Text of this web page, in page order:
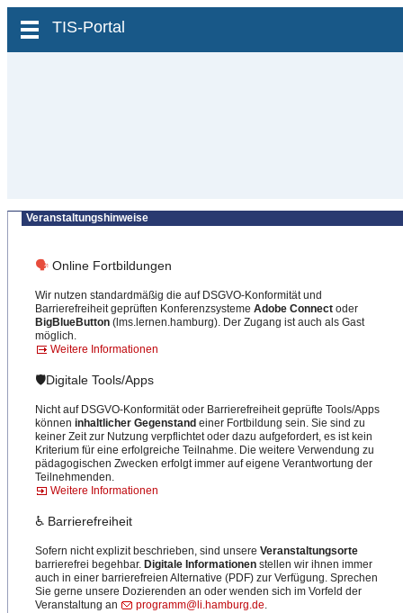
zum Inhalt wechseln
TIS-Portal
Veranstaltungshinweise
🗣 Online Fortbildungen
Wir nutzen standardmäßig die auf DSGVO-Konformität und
Barrierefreiheit geprüften Konferenzsysteme Adobe Connect oder
BigBlueButton (lms.lernen.hamburg). Der Zugang ist auch als Gast
möglich.
Weitere Informationen
🛡️Digitale Tools/Apps
Nicht auf DSGVO-Konformität oder Barrierefreiheit geprüfte Tools/Apps
können inhaltlicher Gegenstand einer Fortbildung sein. Sie sind zu
keiner Zeit zur Nutzung verpflichtet oder dazu aufgefordert, es ist kein
Kriterium für eine erfolgreiche Teilnahme. Die weitere Verwendung zu
pädagogischen Zwecken erfolgt immer auf eigene Verantwortung der
Teilnehmenden.
Weitere Informationen
♿ Barrierefreiheit
Sofern nicht explizit beschrieben, sind unsere Veranstaltungsorte
barrierefrei begehbar. Digitale Informationen stellen wir ihnen immer
auch in einer barrierefreien Alternative (PDF) zur Verfügung. Sprechen
Sie gerne unsere Dozierenden an oder wenden sich im Vorfeld der
Veranstaltung an
programm@li.hamburg.de.